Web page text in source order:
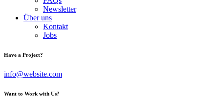
Newsletter
Über uns
Kontakt
Jobs
Have a Project?
info@website.com
Want to Work with Us?